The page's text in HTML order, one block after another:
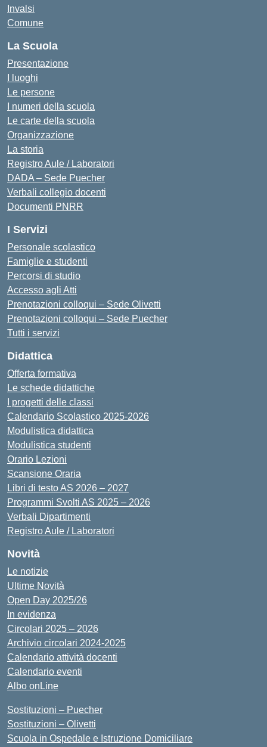
Invalsi
Comune
La Scuola
Presentazione
I luoghi
Le persone
I numeri della scuola
Le carte della scuola
Organizzazione
La storia
Registro Aule / Laboratori
DADA – Sede Puecher
Verbali collegio docenti
Documenti PNRR
I Servizi
Personale scolastico
Famiglie e studenti
Percorsi di studio
Accesso agli Atti
Prenotazioni colloqui – Sede Olivetti
Prenotazioni colloqui – Sede Puecher
Tutti i servizi
Didattica
Offerta formativa
Le schede didattiche
I progetti delle classi
Calendario Scolastico 2025-2026
Modulistica didattica
Modulistica studenti
Orario Lezioni
Scansione Oraria
Libri di testo AS 2026 – 2027
Programmi Svolti AS 2025 – 2026
Verbali Dipartimenti
Registro Aule / Laboratori
Novità
Le notizie
Ultime Novità
Open Day 2025/26
In evidenza
Circolari 2025 – 2026
Archivio circolari 2024-2025
Calendario attività docenti
Calendario eventi
Albo onLine
Sostituzioni – Puecher
Sostituzioni – Olivetti
Scuola in Ospedale e Istruzione Domiciliare